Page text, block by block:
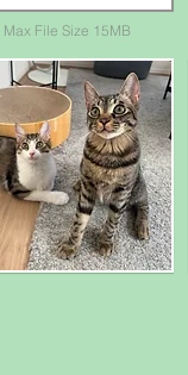
Max File Size 15MB